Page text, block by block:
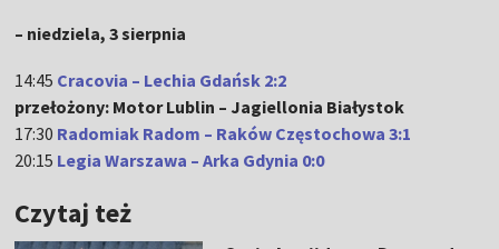
– niedziela, 3 sierpnia
14:45 Cracovia – Lechia Gdańsk 2:2
przełożony: Motor Lublin – Jagiellonia Białystok
17:30 Radomiak Radom – Raków Częstochowa 3:1
20:15 Legia Warszawa – Arka Gdynia 0:0
Czytaj też